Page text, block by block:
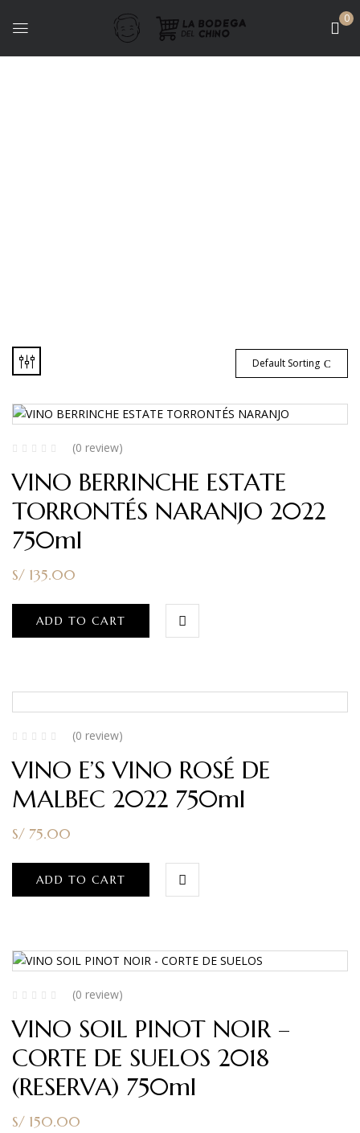
0
Default Sorting
(0 review)
VINO BERRINCHE ESTATE
TORRONTÉS NARANJO 2022
750ml
S/ 135.00
ADD TO CART
(0 review)
VINO E’S VINO ROSÉ DE
MALBEC 2022 750ml
S/ 75.00
ADD TO CART
(0 review)
VINO SOIL PINOT NOIR –
CORTE DE SUELOS 2018
(RESERVA) 750ml
S/ 150.00